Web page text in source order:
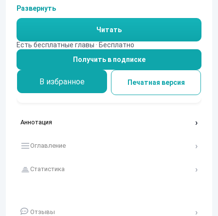
истории. Одна из них — судьба кабинетного ученого из
Ленинграда, лингвиста Юрия Кнорозова, который
никогда не бывал в джунглях. Именно он осмелился
бросить вызов мировым авторитетам и взялся
разгадать письменность древней цивилизации майя,
которую считали «мертвой». Сможет ли молодой
исследователь доказать, что иероглифы — не просто
религиозные символы, а сложная система, и совершить
прорыв, который изменит историю?
Развернуть
Читать
Есть бесплатные главы · Бесплатно
Получить в подписке
В избранное Печатная версия
Аннотация
Оглавление
Статистика
Отзывы